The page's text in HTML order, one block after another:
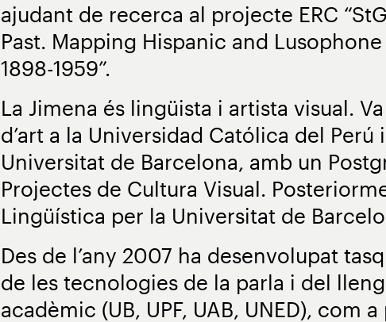
ajudant de recerca al projecte ERC
Past. Mapping Hispanic and
1898-1959”.
La Jimena és lingüista i artista visual.
d’art a la Universidad Católica del
Universitat de Barcelona, ​​amb un
Projectes de Cultura Visual.
Lingüística per la Universitat de
Des de l’any 2007 ha desenvolupat
de les tecnologies de la parla i del
acadèmic (UB, UPF, UAB, UNED), com